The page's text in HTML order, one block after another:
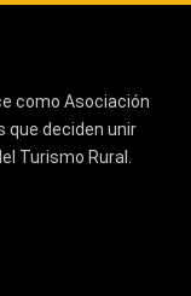
como Asociación
que deciden unir
Turismo Rural.